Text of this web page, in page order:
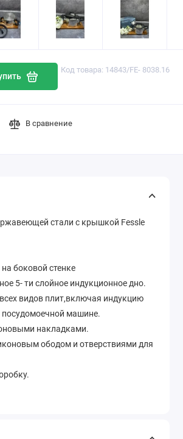
Код товара: 14843/FE- 8038.16
В сравнение
стали с крышкой Fessle
боковой стенке
5- ти слойное индукционное дно.
видов плит,включая индукцию
машине.
накладками.
ободом и отверствиями для